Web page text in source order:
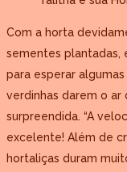
Com a horta
sementes plantadas,
para esperar
verdinhas darem o ar
surpreendida. “A
excelente! Além de
hortaliças duram